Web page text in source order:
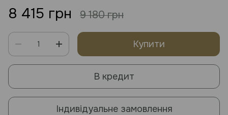
8 415 грн 9 180 грн
Купити
В кредит
Індивідуальне замовлення